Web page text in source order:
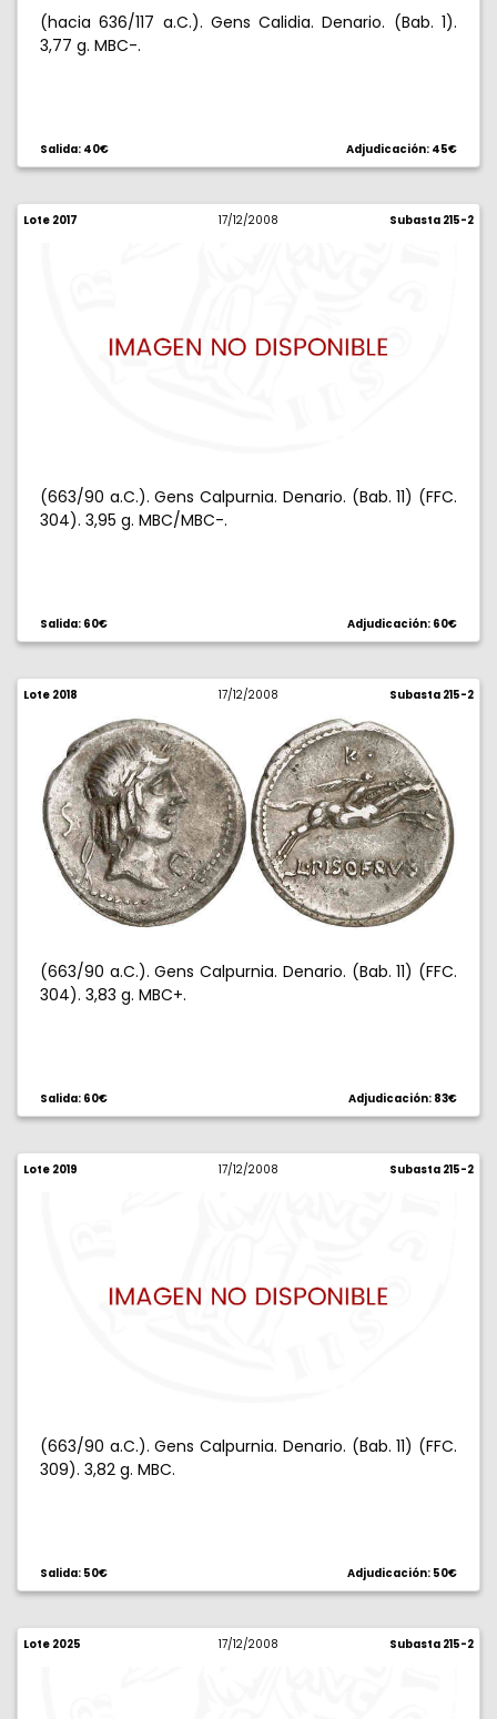
(hacia 636/117 a.C.). Gens Calidia. Denario. (Bab. 1).
3,77 g. MBC-.
Salida: 40€ Adjudicación: 45€
Lote 2017 17/12/2008 Subasta 215-2
(663/90 a.C.). Gens Calpurnia. Denario. (Bab. 11) (FFC.
304). 3,95 g. MBC/MBC-.
Salida: 60€ Adjudicación: 60€
Lote 2018 17/12/2008 Subasta 215-2
(663/90 a.C.). Gens Calpurnia. Denario. (Bab. 11) (FFC.
304). 3,83 g. MBC+.
Salida: 60€ Adjudicación: 83€
Lote 2019 17/12/2008 Subasta 215-2
(663/90 a.C.). Gens Calpurnia. Denario. (Bab. 11) (FFC.
309). 3,82 g. MBC.
Salida: 50€ Adjudicación: 50€
Lote 2025 17/12/2008 Subasta 215-2